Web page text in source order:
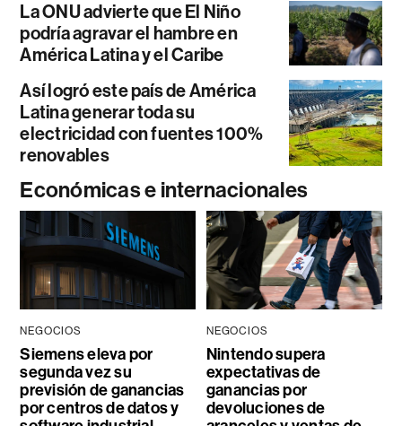
La ONU advierte que El Niño
podría agravar el hambre en
América Latina y el Caribe
Así logró este país de América
Latina generar toda su
electricidad con fuentes 100%
renovables
Económicas e internacionales
NEGOCIOS
Siemens eleva por
segunda vez su
previsión de ganancias
por centros de datos y
NEGOCIOS
Nintendo supera
expectativas de
ganancias por
devoluciones de